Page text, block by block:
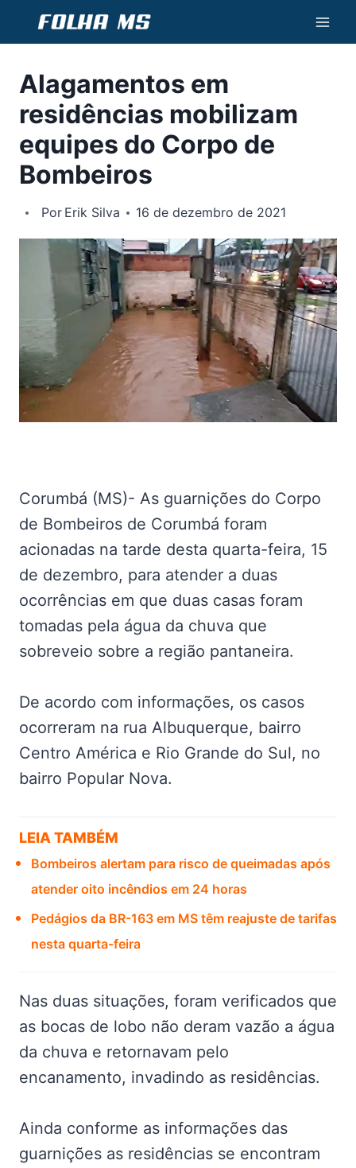
Conteúdo
Alagamentos em
residências mobilizam
equipes do Corpo de
Bombeiros
Por Erik Silva 16 de dezembro de 2021
Corumbá (MS)- As guarnições do Corpo
de Bombeiros de Corumbá foram
acionadas na tarde desta quarta-feira, 15
de dezembro, para atender a duas
ocorrências em que duas casas foram
tomadas pela água da chuva que
sobreveio sobre a região pantaneira.
De acordo com informações, os casos
ocorreram na rua Albuquerque, bairro
Centro América e Rio Grande do Sul, no
bairro Popular Nova.
LEIA TAMBÉM
Bombeiros alertam para risco de queimadas após
atender oito incêndios em 24 horas
Pedágios da BR-163 em MS têm reajuste de tarifas
nesta quarta-feira
Nas duas situações, foram verificados que
as bocas de lobo não deram vazão a água
da chuva e retornavam pelo
encanamento, invadindo as residências.
Ainda conforme as informações das
guarnições as residências se encontram